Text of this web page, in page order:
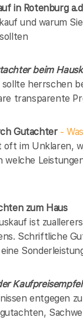
in Rotenburg
und warum
beim
herrschen
transparente
Gutachter-
oft im Unklaren,
welche
zum Haus
ist
Schriftliche
entgegen